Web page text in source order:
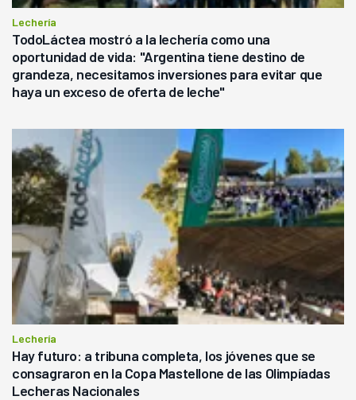
Lechería
TodoLáctea mostró a la lechería como una
oportunidad de vida: "Argentina tiene destino de
grandeza, necesitamos inversiones para evitar que
haya un exceso de oferta de leche"
Lechería
Hay futuro: a tribuna completa, los jóvenes que se
consagraron en la Copa Mastellone de las Olimpíadas
Lecheras Nacionales